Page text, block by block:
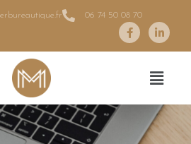
06 74 50 08 70